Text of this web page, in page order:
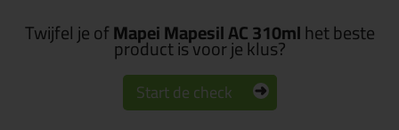
Twijfel je ofMapei Mapesil AC 310mlhet beste
product is voor je klus?
Start de check